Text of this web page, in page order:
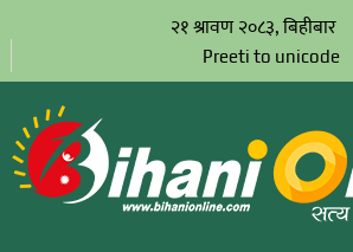
२१ श्रावण २०८३, बिहीबार
Preeti to unicode